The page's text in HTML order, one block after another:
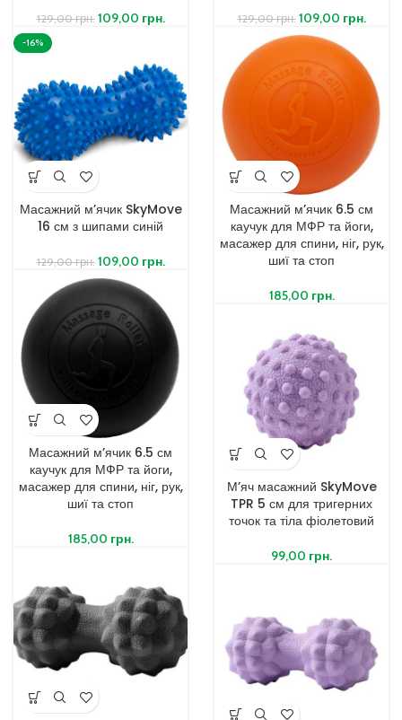
129,00грн. 109,00 грн. 129,00грн. 109,00 грн.
-16%
Масажний м’ячик SkyMove
16 см з шипами синій
129,00грн. 109,00 грн.
Масажний м’ячик 6.5 см
каучук для МФР та йоги,
масажер для спини, ніг, рук,
шиї та стоп
185,00 грн.
Масажний м’ячик 6.5 см
каучук для МФР та йоги,
масажер для спини, ніг, рук,
шиї та стоп
185,00 грн.
М’яч масажний SkyMove
TPR 5 см для тригерних
точок та тіла фіолетовий
99,00 грн.